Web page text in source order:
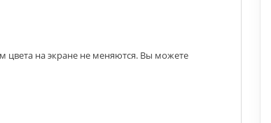
цвета на экране не меняются. Вы можете